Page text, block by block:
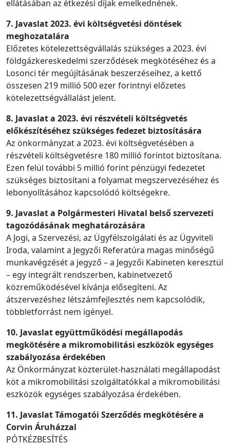
ellátásában az étkezési díjak emelkednének.
7. Javaslat 2023. évi költségvetési döntések
meghozatalára
Előzetes kötelezettségvállalás szükséges a 2023. évi
földgázkereskedelmi szerződések megkötéséhez és a
Losonci tér megújításának beszerzéseihez, a kettő
összesen 219 millió 500 ezer forintnyi előzetes
kötelezettségvállalást jelent.
8. Javaslat a 2023. évi részvételi költségvetés
előkészítéséhez szükséges fedezet biztosítására
Az önkormányzat a 2023. évi költségvetésében a
részvételi költségvetésre 180 millió forintot biztosítana.
Ezen felül további 5 millió forint pénzügyi fedezetet
szükséges biztosítani a folyamat megszervezéséhez és
lebonyolításához kapcsolódó költségekre.
9. Javaslat a Polgármesteri Hivatal belső szervezeti
tagozódásának meghatározására
A Jogi, a Szervezési, az Ügyfélszolgálati és az Ügyviteli
Iroda, valamint a Jegyzői Referatúra magas minőségű
munkavégzését a jegyző – a Jegyzői Kabineten keresztül
– egy integrált rendszerben, kabinetvezető
közreműködésével kívánja elősegíteni. Az
átszervezéshez létszámfejlesztés nem kapcsolódik,
többletforrást nem igényel.
10. Javaslat együttműködési megállapodás
megkötésére a mikromobilitási eszközök egységes
szabályozása érdekében
Az Önkormányzat közterület-használati megállapodást
köt a mikromobilitási szolgáltatókkal a mikromobilitási
eszközök egységes szabályozása érdekében.
11. Javaslat Támogatói Szerződés megkötésére a
Corvin Áruházzal
PÓTKÉZBESÍTÉS